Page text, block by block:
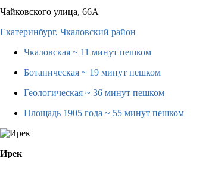
Чайковского улица, 66А
Екатеринбург, Чкаловский район
Чкаловская ~ 11 минут пешком
Ботаническая ~ 19 минут пешком
Геологическая ~ 36 минут пешком
Площадь 1905 года ~ 55 минут пешком
Ирек